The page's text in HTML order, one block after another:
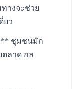
างจะช่วย
ยว
ชุมชนมัก
ตลาด กล